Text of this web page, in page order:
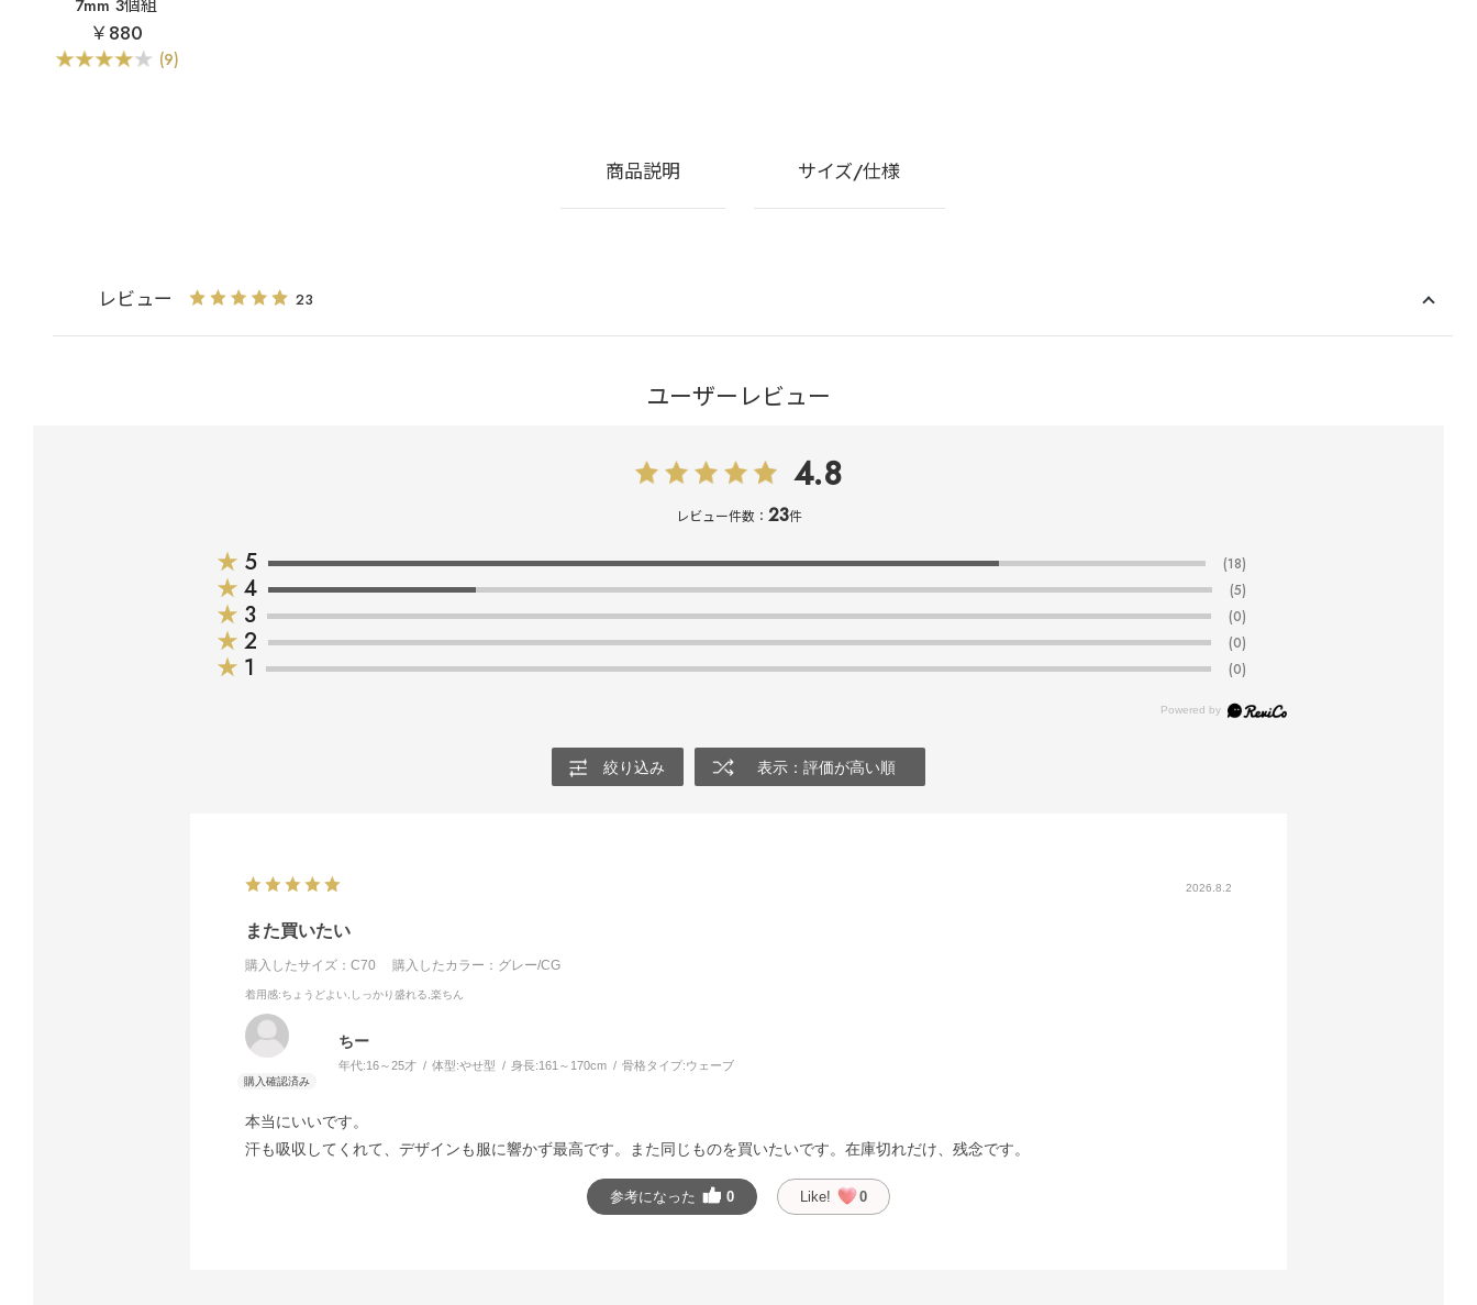
7mm 3個組
￥880
(9)
商品説明 サイズ/仕様
レビュー 23
ユーザーレビュー
4.8
レビュー件数： 23件
★ 5 (18)
★ 4 (5)
★ 3 (0)
★ 2 (0)
★ 1 (0)
絞り込み 表示：評価が高い順
2026.8.2
また買いたい
購入したサイズ：C70 購入したカラー：グレー/CG
着用感:ちょうどよい,しっかり盛れる,楽ちん
ちー
年代:16～25才 体型:やせ型 身長:161～170cm 骨格タイプ:ウェーブ
本当にいいです。
汗も吸収してくれて、デザインも服に響かず最高です。また同じものを買いたいです。在庫切れだけ、残念です。
参考になった 0 Like! 0